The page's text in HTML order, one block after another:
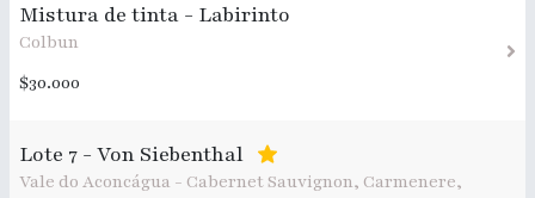
Mistura de tinta - Labirinto
Colbun
$30.000
Lote 7 - Von Siebenthal
Vale do Aconcágua - Cabernet Sauvignon, Carmenere,